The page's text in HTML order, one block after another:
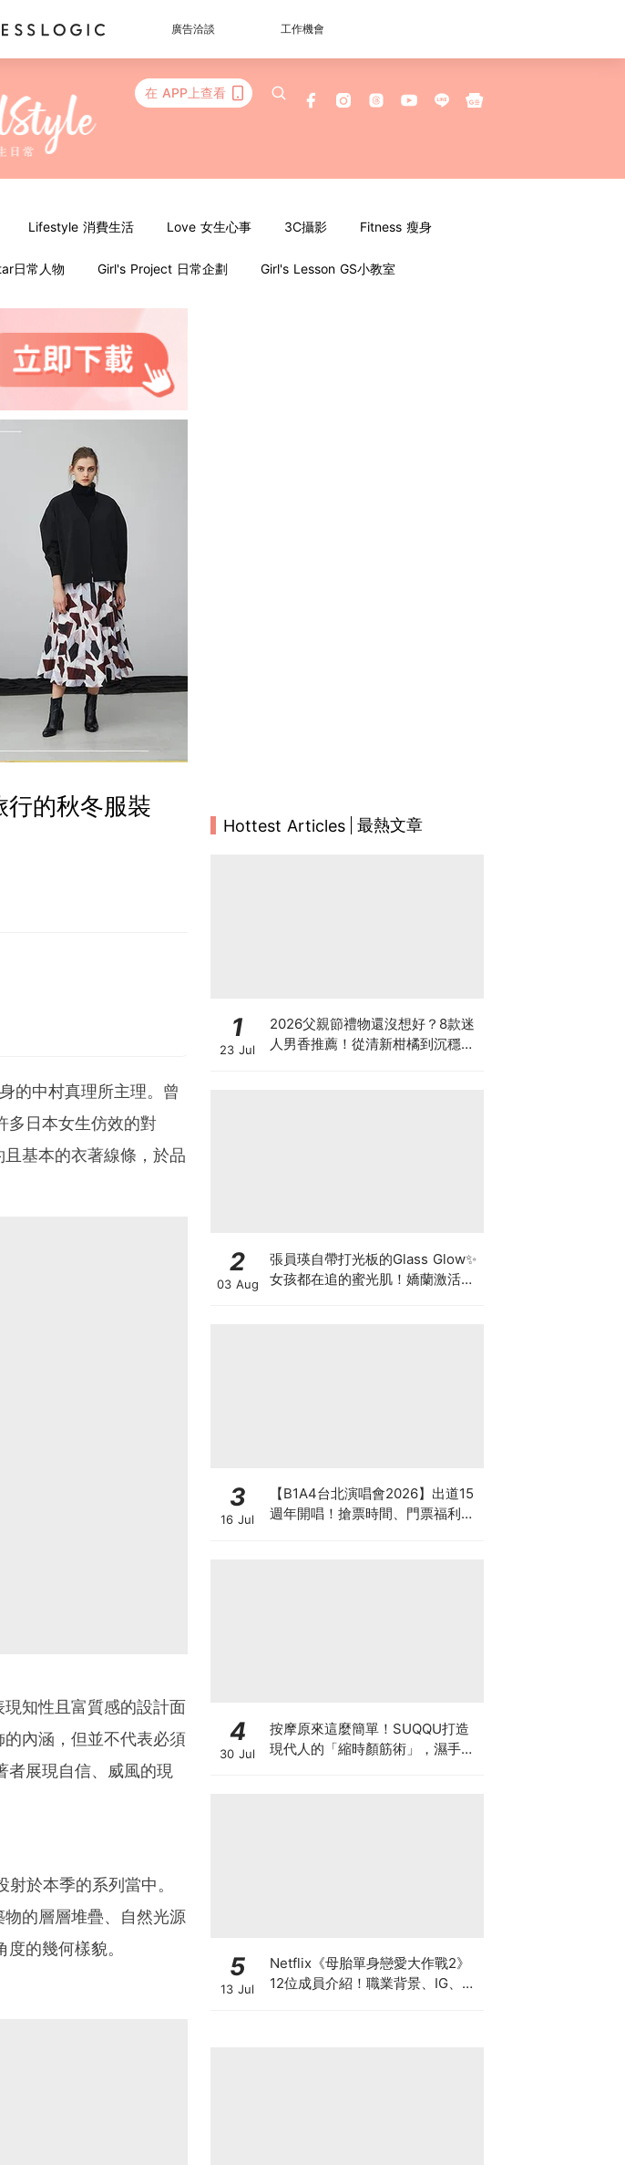
廣告洽談 工作機會
在 APP上查看
Lifestyle 消費生活 Love 女生心事 3C攝影 Fitness 瘦身
日常人物 Girl's Project 日常企劃 Girl's Lesson GS小教室
行的秋冬服裝
的中村真理所主理。曾
多日本女生仿效的對
基本的衣著線條，於品
知性且富質感的設計面
內涵，但並不代表必須
者展現自信、威風的現
於本季的系列當中。
的層層堆疊、自然光源
的幾何樣貌。
Hottest Articles 最熱文章
1
23 Jul
2026父親節禮物還沒想好？8款迷
人男香推薦！從清新柑橘到沉穩木
2
03 Aug
張員瑛自帶打光板的Glass Glow✨
女孩都在追的蜜光肌！嬌蘭激活能
3
16 Jul
【B1A4台北演唱會2026】出道15
週年開唱！搶票時間、門票福利、
4
30 Jul
按摩原來這麼簡單！SUQQU打造
現代人的「縮時顏筋術」，濕手濕
5
13 Jul
Netflix《母胎單身戀愛大作戰2》
12位成員介紹！職業背景、IG、天